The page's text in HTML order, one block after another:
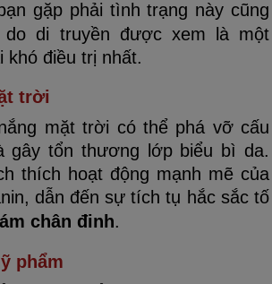
gặp phải tình trạng này cũng
do di truyền được xem là một
khó điều trị nhất.
trời
mặt trời có thể phá vỡ cấu
gây tổn thương lớp biểu bì da.
thích hoạt động mạnh mẽ của
dẫn đến sự tích tụ hắc sắc tố
chân đinh.
phẩm